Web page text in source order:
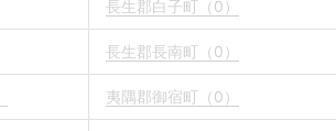
長生郡白子町（0）
長生郡長南町（0）
夷隅郡御宿町（0）